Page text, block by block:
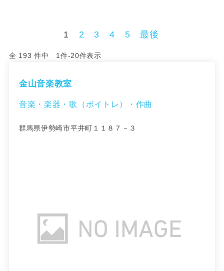
1 2 3 4 5 最後
全 193 件中 1件-20件表示
金山音楽教室
音楽・楽器・歌（ボイトレ）・作曲
群馬県伊勢崎市平井町１１８７－３